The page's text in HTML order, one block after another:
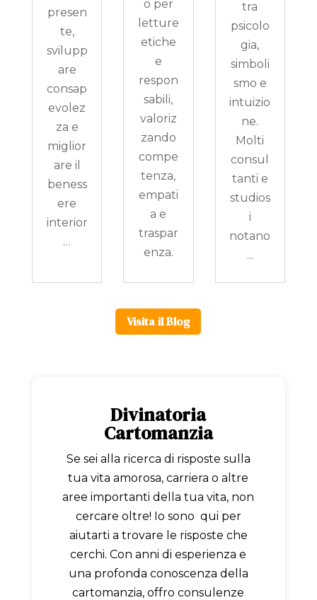
presen
te,
svilupp
are
consap
evolez
za e
miglior
are il
beness
ere
interior
…
o per
letture
etiche
e
respon
sabili,
valoriz
zando
compe
tenza,
empati
a e
traspar
enza.
tra
psicolo
gia,
simboli
smo e
intuizio
ne.
Molti
consul
tanti e
studios
i
notano
...
Visita il Blog
Divinatoria
Cartomanzia
Se sei alla ricerca di risposte sulla
tua vita amorosa, carriera o altre
aree importanti della tua vita, non
cercare oltre! Io sono qui per
aiutarti a trovare le risposte che
cerchi. Con anni di esperienza e
una profonda conoscenza della
cartomanzia, offro consulenze